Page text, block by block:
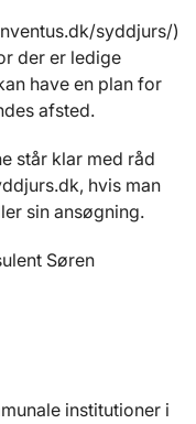
syddjurs/)
der er ledige
have en plan for
afsted.
står klar med råd
hvis man
sin ansøgning.
Søren
institutioner i